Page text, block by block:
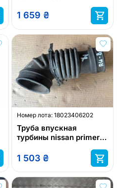
1 659 ₴
Номер лота: 18023406202
Труба впускная
турбины nissan primera
1 503 ₴